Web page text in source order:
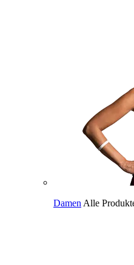
Damen Alle